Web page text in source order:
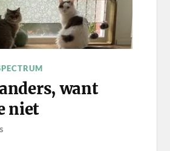
want
niet